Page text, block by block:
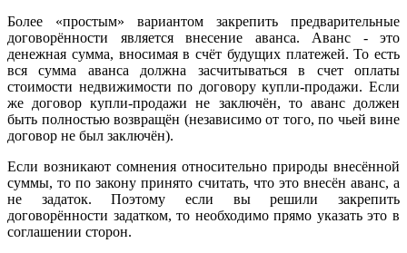
Более «простым» вариантом закрепить предварительные
договорённости является внесение аванса. Аванс - это
денежная сумма, вносимая в счёт будущих платежей. То есть
вся сумма аванса должна засчитываться в счет оплаты
стоимости недвижимости по договору купли-продажи. Если
же договор купли-продажи не заключён, то аванс должен
быть полностью возвращён (независимо от того, по чьей вине
договор не был заключён).
Если возникают сомнения относительно природы внесённой
суммы, то по закону принято считать, что это внесён аванс, а
не задаток. Поэтому если вы решили закрепить
договорённости задатком, то необходимо прямо указать это в
соглашении сторон.